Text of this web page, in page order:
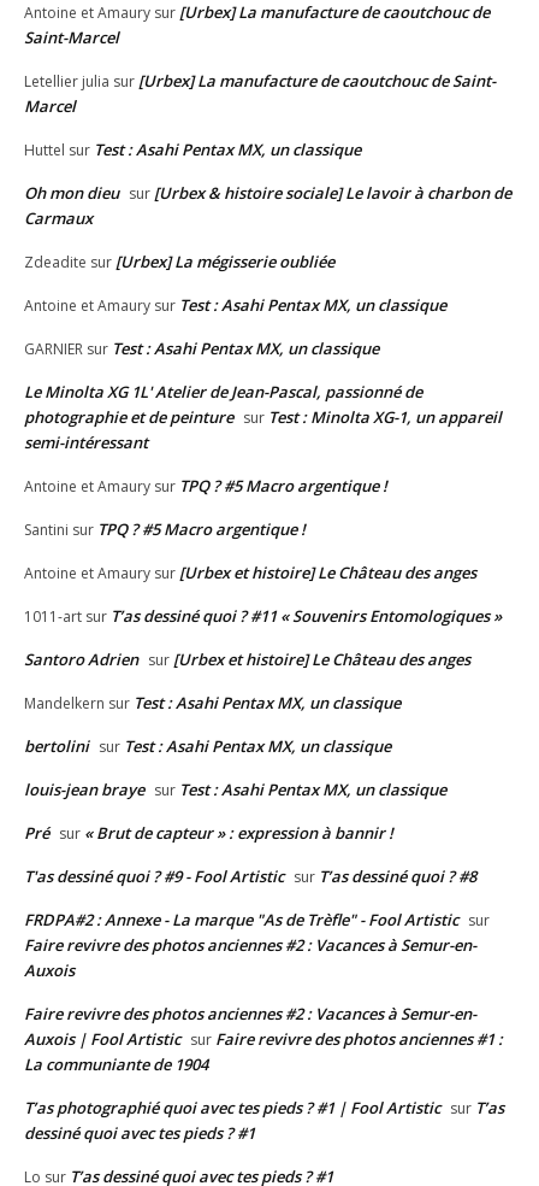
Antoine et Amaury sur [Urbex] La manufacture de caoutchouc de
Saint-Marcel
Letellier julia sur [Urbex] La manufacture de caoutchouc de Saint-
Marcel
Huttel sur Test : Asahi Pentax MX, un classique
Oh mon dieu sur [Urbex & histoire sociale] Le lavoir à charbon de
Carmaux
Zdeadite sur [Urbex] La mégisserie oubliée
Antoine et Amaury sur Test : Asahi Pentax MX, un classique
GARNIER sur Test : Asahi Pentax MX, un classique
Le Minolta XG 1L' Atelier de Jean-Pascal, passionné de
photographie et de peinture sur Test : Minolta XG-1, un appareil
semi-intéressant
Antoine et Amaury sur TPQ ? #5 Macro argentique !
Santini sur TPQ ? #5 Macro argentique !
Antoine et Amaury sur [Urbex et histoire] Le Château des anges
1011-art sur T’as dessiné quoi ? #11 « Souvenirs Entomologiques »
Santoro Adrien sur [Urbex et histoire] Le Château des anges
Mandelkern sur Test : Asahi Pentax MX, un classique
bertolini sur Test : Asahi Pentax MX, un classique
louis-jean braye sur Test : Asahi Pentax MX, un classique
Pré sur « Brut de capteur » : expression à bannir !
T'as dessiné quoi ? #9 - Fool Artistic sur T’as dessiné quoi ? #8
FRDPA#2 : Annexe - La marque "As de Trèfle" - Fool Artistic sur
Faire revivre des photos anciennes #2 : Vacances à Semur-en-
Auxois
Faire revivre des photos anciennes #2 : Vacances à Semur-en-
Auxois | Fool Artistic sur Faire revivre des photos anciennes #1 :
La communiante de 1904
T’as photographié quoi avec tes pieds ? #1 | Fool Artistic sur T’as
dessiné quoi avec tes pieds ? #1
Lo sur T’as dessiné quoi avec tes pieds ? #1